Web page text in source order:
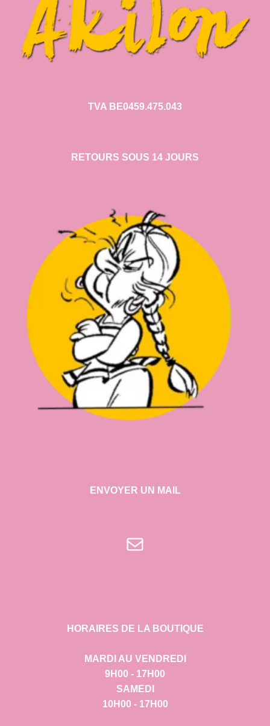
TVA BE0459.475.043
RETOURS SOUS 14 JOURS
ENVOYER UN MAIL
E-mail
HORAIRES DE LA BOUTIQUE
MARDI AU VENDREDI
9H00 - 17H00
SAMEDI
10H00 - 17H00